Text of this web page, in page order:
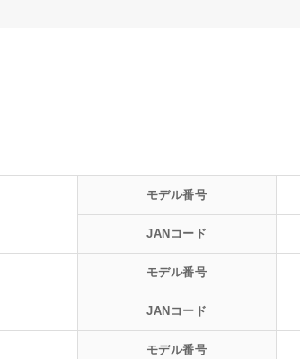
モデル番号
JANコード
モデル番号
JANコード
モデル番号